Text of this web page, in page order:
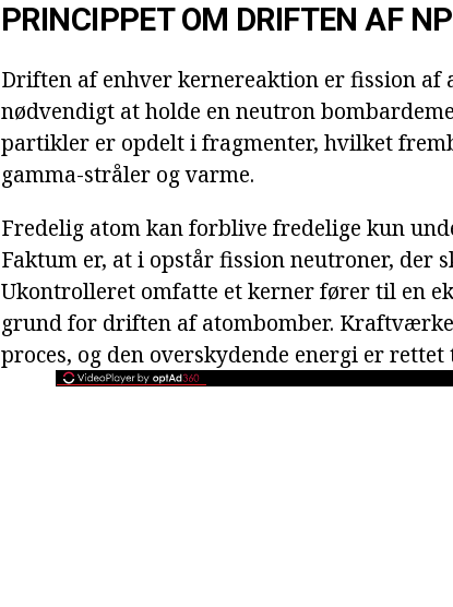
PRINCIPPET OM DRIFTEN AF
Driften af enhver kernereaktion er fission af
nødvendigt at holde en neutron
partikler er opdelt i fragmenter, hvilket
gamma-stråler og varme.
Fredelig atom kan forblive fredelige kun
Faktum er, at i opstår fission neutroner, der
Ukontrolleret omfatte et kerner fører til en
grund for driften af atombomber.
proces, og den overskydende energi er